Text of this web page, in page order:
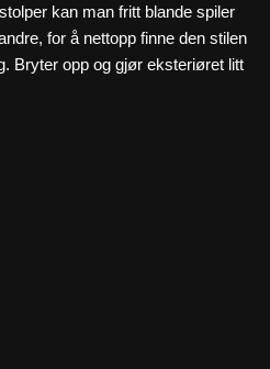
kan man fritt blande spiler
for å nettopp finne den stilen
Bryter opp og gjør eksteriøret litt